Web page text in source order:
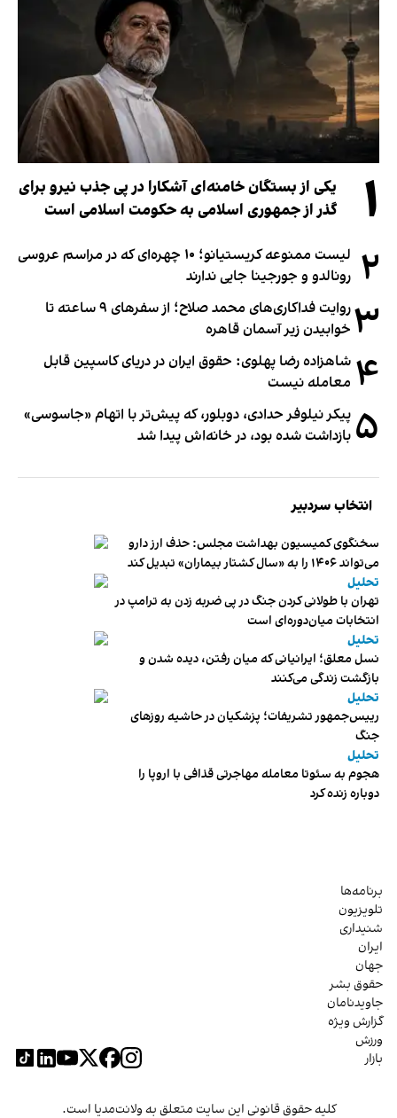
۱
یکی از بستگان خامنه‌ای آشکارا در پی جذب نیرو برای
گذر از جمهوری اسلامی به حکومت اسلامی است
۲
لیست ممنوعه کریستیانو؛ ۱۰ چهره‌ای که در مراسم عروسی
رونالدو و جورجینا جایی ندارند
۳
روایت فداکاری‌های محمد صلاح؛ از سفرهای ۹ ساعته تا
خوابیدن زیر آسمان قاهره
۴ شاهزاده رضا پهلوی: حقوق ایران در دریای کاسپین قابل
معامله نیست
۵ پیکر نیلوفر حدادی، دوبلور، که پیش‌تر با اتهام «جاسوسی»
بازداشت شده بود، در خانه‌اش پیدا شد
انتخاب سردبیر
سخنگوی کمیسیون بهداشت مجلس: حذف ارز دارو
می‌تواند ۱۴۰۶ را به «سال کشتار بیماران» تبدیل کند
تحلیل
تهران با طولانی کردن جنگ در پی ضربه زدن به ترامپ در
انتخابات میان‌دوره‌ای است
تحلیل
نسل معلق؛ ایرانیانی که میان رفتن، دیده شدن و
بازگشت زندگی می‌کنند
تحلیل
رییس‌جمهور تشریفات؛ پزشکیان در حاشیه روزهای
جنگ
تحلیل
هجوم به سئوتا معامله مهاجرتی قذافی با اروپا را
دوباره زنده کرد
برنامه‌ها
تلویزیون
شنیداری
ایران
جهان
حقوق بشر
جاویدنامان
گزارش ویژه
ورزش
بازار
کلیه حقوق قانونی این سایت متعلق به ولانت‌مدیا است.